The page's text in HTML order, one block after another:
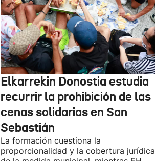
Elkarrekin Donostia estudia
recurrir la prohibición de las
cenas solidarias en San
Sebastián
La formación cuestiona la
proporcionalidad y la cobertura jurídica